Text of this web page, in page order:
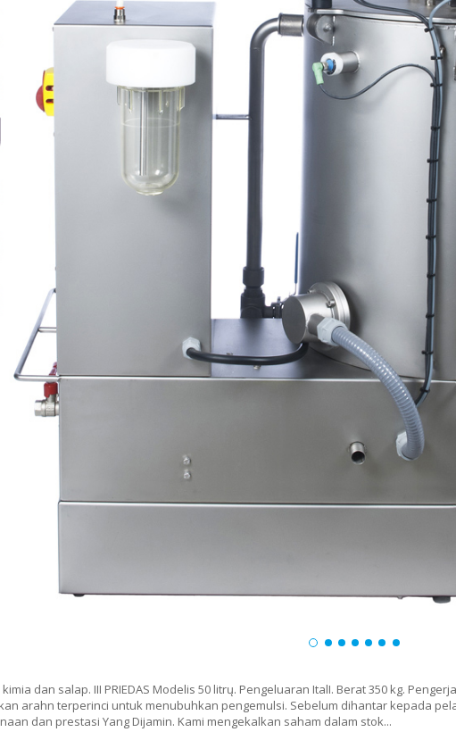
dan salap. III PRIEDAS Modelis 50 litrų. Pengeluaran ItalI. Berat 350 kg.
arahn terperinci untuk menubuhkan pengemulsi. Sebelum dihantar kepada
dan prestasi Yang Dijamin. Kami mengekalkan saham dalam stok...